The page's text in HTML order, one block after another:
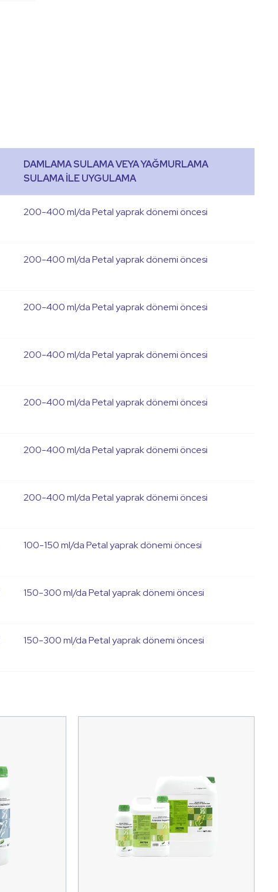
DAMLAMA SULAMA VEYA YAĞMURLAMA
SULAMA İLE UYGULAMA
200-400 ml/da Petal yaprak dönemi öncesi
200-400 ml/da Petal yaprak dönemi öncesi
200-400 ml/da Petal yaprak dönemi öncesi
200-400 ml/da Petal yaprak dönemi öncesi
200-400 ml/da Petal yaprak dönemi öncesi
200-400 ml/da Petal yaprak dönemi öncesi
200-400 ml/da Petal yaprak dönemi öncesi
100-150 ml/da Petal yaprak dönemi öncesi
150-300 ml/da Petal yaprak dönemi öncesi
150-300 ml/da Petal yaprak dönemi öncesi